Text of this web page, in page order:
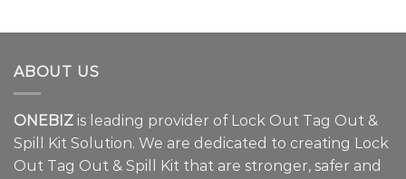
ABOUT US
ONEBIZ is leading provider of Lock Out Tag Out &
Spill Kit Solution. We are dedicated to creating Lock
Out Tag Out & Spill Kit that are stronger, safer and